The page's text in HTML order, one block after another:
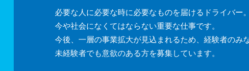
必要な人に必要な時に必要なものを届けるドライバー。
​​​​​​​今や社会になくてはならない重要な仕事です。
今後、一層の事業拡大が見込まれるため、経験者のみな
未経験者でも意欲のある方を募集しています。